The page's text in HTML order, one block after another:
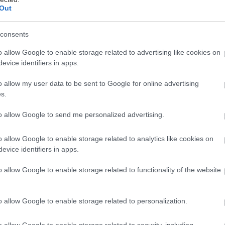
allow Google to enable storage related to advertising like cookies on
identifiers in apps.
allow my user data to be sent to Google for online advertising
allow Google to send me personalized advertising.
allow Google to enable storage related to analytics like cookies on
identifiers in apps.
allow Google to enable storage related to functionality of the website
allow Google to enable storage related to personalization.
predvianocnú súťaž. Stačí, ak správne
čísel časopisu Urob si sám, 11/2018 aj
o užitočné ceny pod stromček.